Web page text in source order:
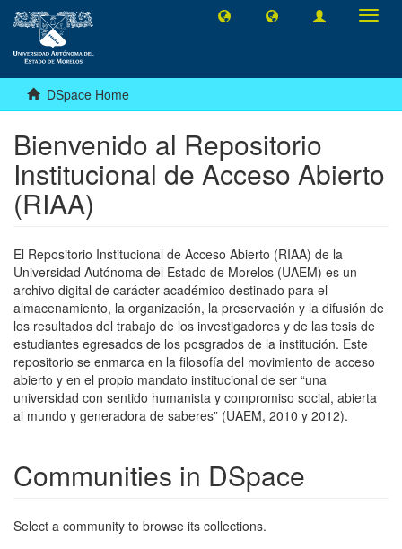
DSpace Home
Bienvenido al Repositorio
Institucional de Acceso Abierto
(RIAA)
El Repositorio Institucional de Acceso Abierto (RIAA) de la
Universidad Autónoma del Estado de Morelos (UAEM) es un
archivo digital de carácter académico destinado para el
almacenamiento, la organización, la preservación y la difusión de
los resultados del trabajo de los investigadores y de las tesis de
estudiantes egresados de los posgrados de la institución. Este
repositorio se enmarca en la filosofía del movimiento de acceso
abierto y en el propio mandato institucional de ser “una
universidad con sentido humanista y compromiso social, abierta
al mundo y generadora de saberes” (UAEM, 2010 y 2012).
Communities in DSpace
Select a community to browse its collections.